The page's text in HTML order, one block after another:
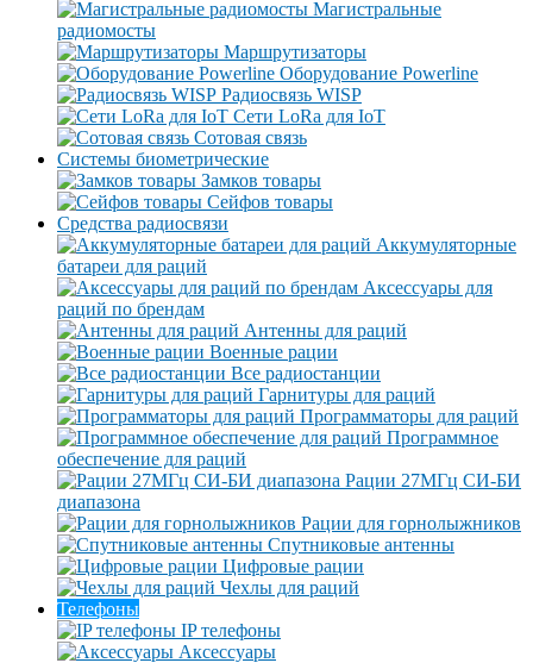
Магистральные
радиомосты
Маршрутизаторы
Оборудование Powerline
Радиосвязь WISP
Сети LoRa для IoT
Сотовая связь
Системы биометрические
Замков товары
Сейфов товары
Средства радиосвязи
Аккумуляторные
батареи для раций
Аксессуары для
раций по брендам
Антенны для раций
Военные рации
Все радиостанции
Гарнитуры для раций
Программаторы для раций
Программное
обеспечение для раций
Рации 27МГц СИ-БИ
диапазона
Рации для горнолыжников
Спутниковые антенны
Цифровые рации
Чехлы для раций
Телефоны
IP телефоны
Аксессуары